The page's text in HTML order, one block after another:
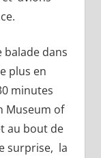
dans
plus en
minutes
Museum of
au bout de
surprise, la